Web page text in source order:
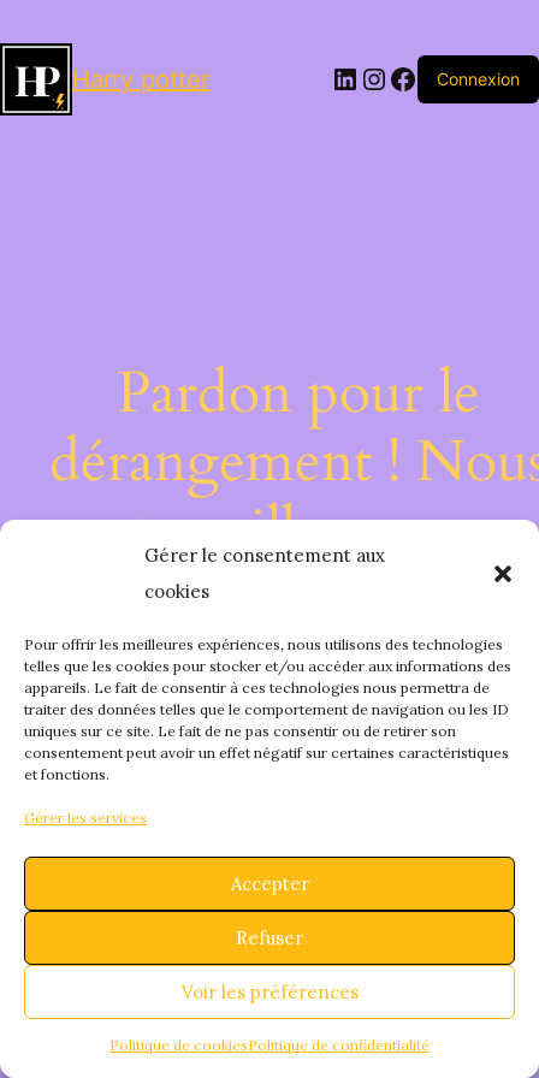
Gérer le consentement aux
cookies
Pour offrir les meilleures expériences, nous utilisons des technologies
telles que les cookies pour stocker et/ou accéder aux informations des
appareils. Le fait de consentir à ces technologies nous permettra de
traiter des données telles que le comportement de navigation ou les ID
uniques sur ce site. Le fait de ne pas consentir ou de retirer son
consentement peut avoir un effet négatif sur certaines caractéristiques
et fonctions.
Gérer les services
Accepter
Refuser
Voir les préférences
Politique de cookiesPolitique de confidentialité
Harry potter LinkedIn
Instagram
Facebook
Connexion
Pardon pour le
dérangement !
travaillons sur
quelque chose de
fantastique –
bientôt !